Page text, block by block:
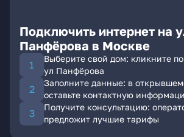
Подключить интернет на
Панфёрова в Москве
Выберите свой дом: кликните
ул Панфёрова
Заполните данные: в
оставьте контактную
Получите консультацию:
предложит лучшие тарифы